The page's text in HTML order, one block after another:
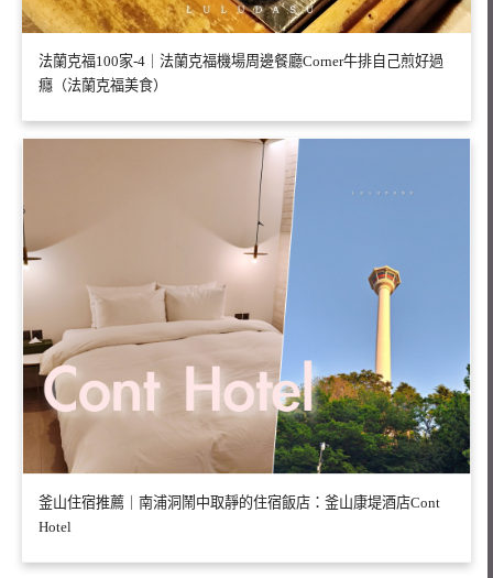
法蘭克福100家-4｜法蘭克福機場周邊餐廳Corner牛排自己煎好過
癮（法蘭克福美食）
釜山住宿推薦｜南浦洞鬧中取靜的住宿飯店：釜山康堤酒店Cont
Hotel